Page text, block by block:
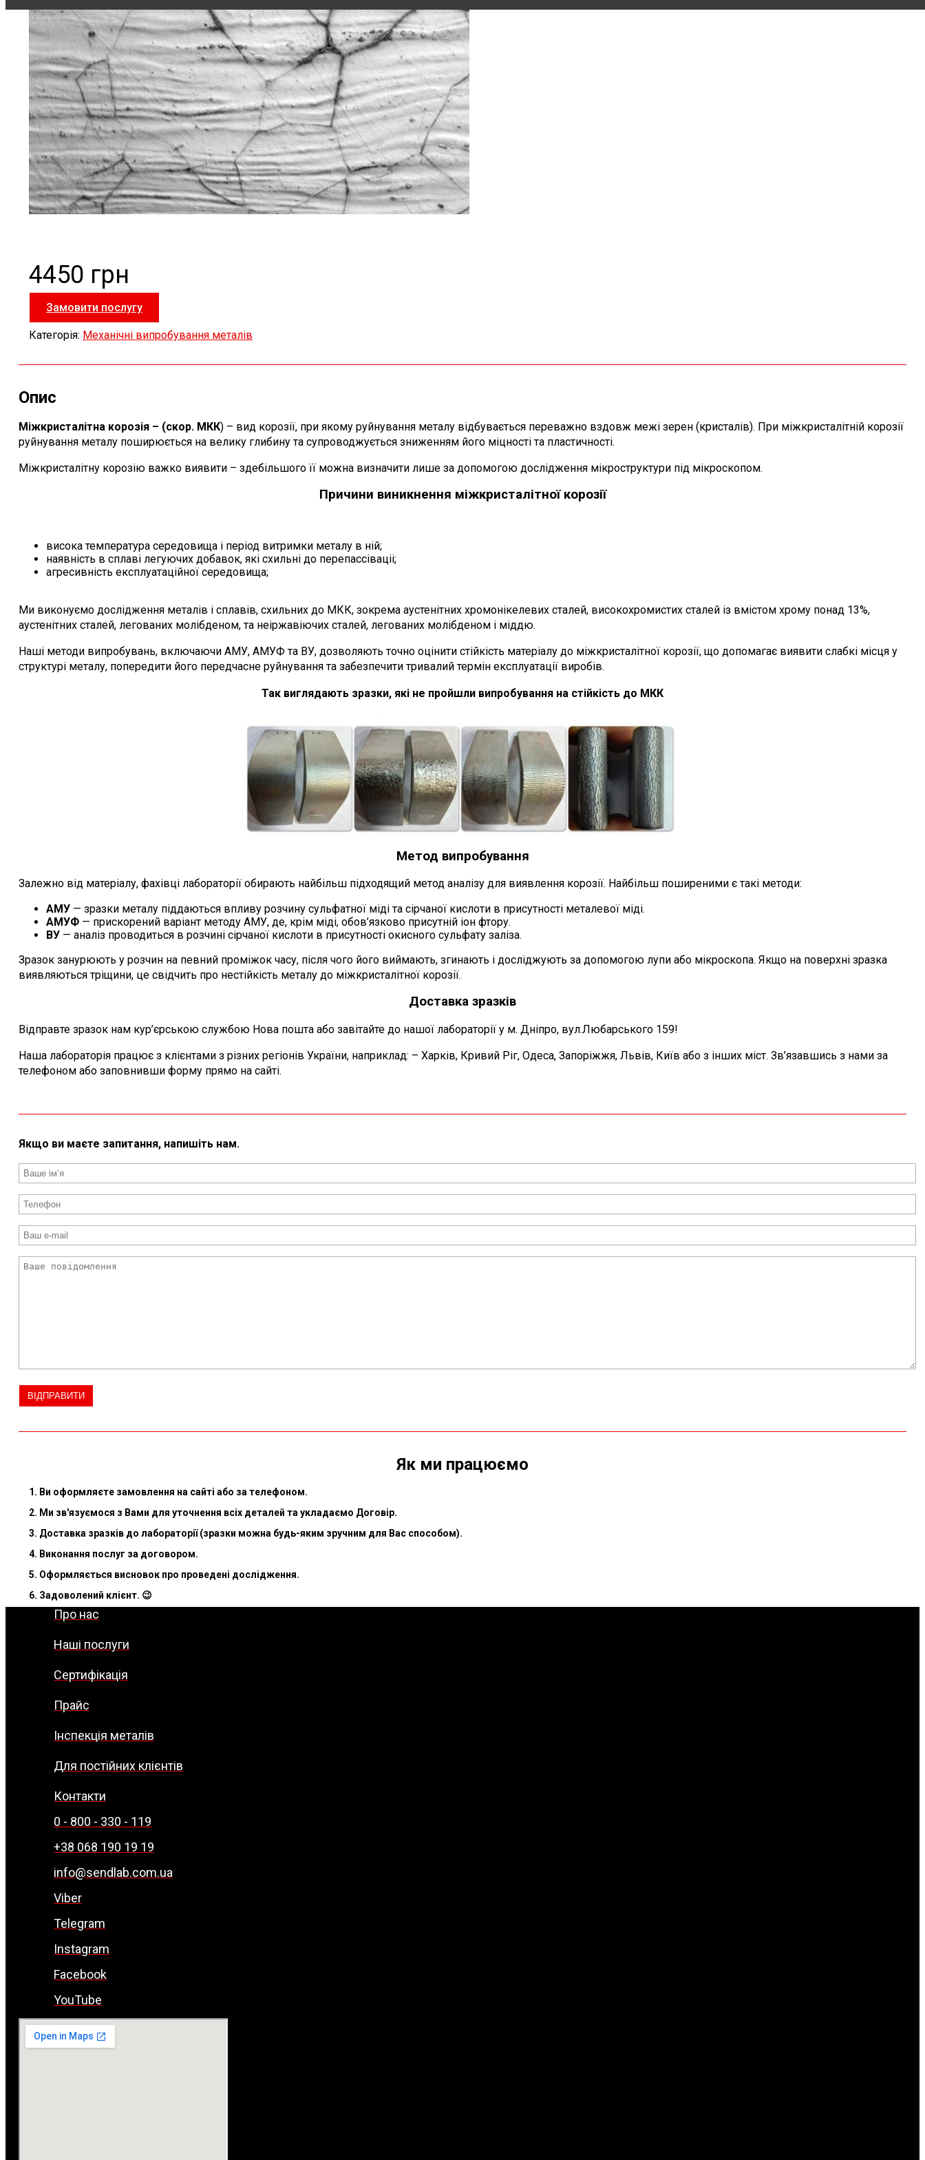
4450 грн
Замовити послугу
Категорія: Механічні випробування металів
Опис
Міжкристалітна корозія – (скор. МКК) – вид корозії, при якому руйнування металу відбувається переважно вздовж межі зерен (кристалів). При міжкристалітній корозії
руйнування металу поширюється на велику глибину та супроводжується зниженням його міцності та пластичності.
Міжкристалітну корозію важко виявити – здебільшого її можна визначити лише за допомогою дослідження мікроструктури під мікроскопом.
Причини виникнення міжкристалітної корозії
висока температура середовища і період витримки металу в ній;
наявність в сплаві легуючих добавок, які схильні до перепассіваціі;
агресивність експлуатаційної середовища;
Ми виконуємо дослідження металів і сплавів, схильних до МКК, зокрема аустенітних хромонікелевих сталей, високохромистих сталей із вмістом хрому понад 13%,
аустенітних сталей, легованих молібденом, та неіржавіючих сталей, легованих молібденом і міддю.
Наші методи випробувань, включаючи АМУ, АМУФ та ВУ, дозволяють точно оцінити стійкість матеріалу до міжкристалітної корозії, що допомагає виявити слабкі місця у
структурі металу, попередити його передчасне руйнування та забезпечити тривалий термін експлуатації виробів.
Так виглядають зразки, які не пройшли випробування на стійкість до МКК
Метод випробування
Залежно від матеріалу, фахівці лабораторії обирають найбільш підходящий метод аналізу для виявлення корозії. Найбільш поширеними є такі методи:
АМУ — зразки металу піддаються впливу розчину сульфатної міді та сірчаної кислоти в присутності металевої міді.
АМУФ — прискорений варіант методу АМУ, де, крім міді, обов’язково присутній іон фтору.
ВУ — аналіз проводиться в розчині сірчаної кислоти в присутності окисного сульфату заліза.
Зразок занурюють у розчин на певний проміжок часу, після чого його виймають, згинають і досліджують за допомогою лупи або мікроскопа. Якщо на поверхні зразка
виявляються тріщини, це свідчить про нестійкість металу до міжкристалітної корозії.
Доставка зразків
Відправте зразок нам кур’єрською службою Нова пошта або завітайте до нашої лабораторії у м. Дніпро, вул.Любарського 159!
Наша лабораторія працює з клієнтами з різних регіонів України, наприклад: – Харків, Кривий Ріг, Одеса, Запоріжжя, Львів, Київ або з інших міст. Зв’язавшись з нами за
телефоном або заповнивши форму прямо на сайті.
Якщо ви маєте запитання, напишіть нам.
Як ми працюємо
1. Ви оформляєте замовлення на сайті або за телефоном.
2. Ми зв'язуємося з Вами для уточнення всіх деталей та укладаємо Договір.
3. Доставка зразків до лабораторії (зразки можна будь-яким зручним для Вас способом).
4. Виконання послуг за договором.
5. Оформляється висновок про проведені дослідження.
6. Задоволений клієнт. 😉
Про нас
Наші послуги
Сертифікація
Прайс
Інспекція металів
Для постійних клієнтів
Контакти
0 - 800 - 330 - 119
+38 068 190 19 19
info@sendlab.com.ua
Viber
Telegram
Instagram
Facebook
YouTube